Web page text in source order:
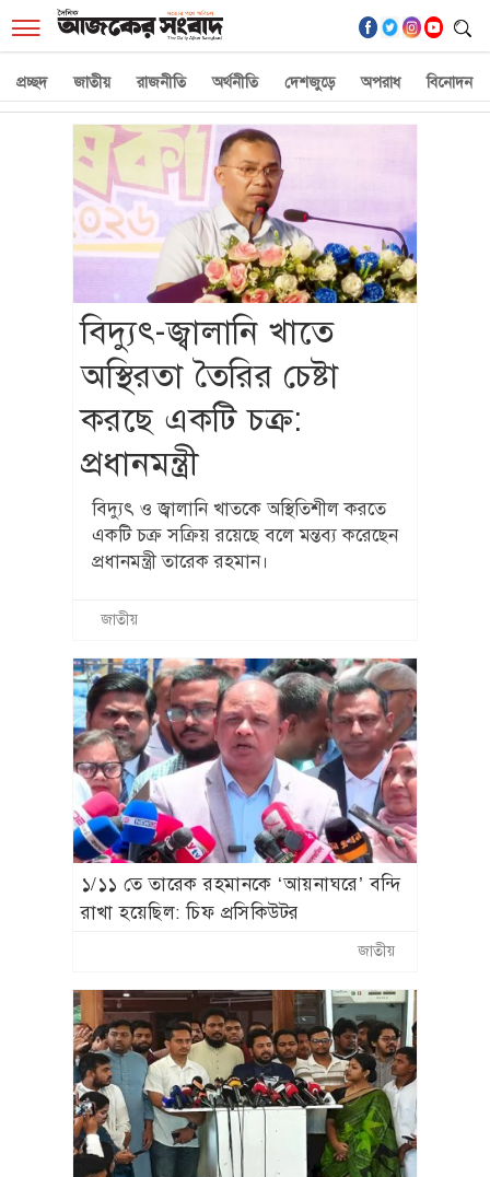
☰
প্রচ্ছদ জাতীয় রাজনীতি অর্থনীতি দেশজুড়ে অপরাধ বিনোদন
বিদ্যুৎ-জ্বালানি খাতে
অস্থিরতা তৈরির চেষ্টা
করছে একটি চক্র:
প্রধানমন্ত্রী
বিদ্যুৎ ও জ্বালানি খাতকে অস্থিতিশীল করতে
একটি চক্র সক্রিয় রয়েছে বলে মন্তব্য করেছেন
প্রধানমন্ত্রী তারেক রহমান।
জাতীয়
১/১১ তে তারেক রহমানকে ‘আয়নাঘরে’ বন্দি
রাখা হয়েছিল: চিফ প্রসিকিউটর
জাতীয়